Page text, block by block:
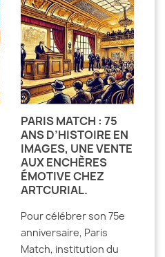
PARIS MATCH : 75
ANS D’HISTOIRE EN
IMAGES, UNE VENTE
AUX ENCHÈRES
ÉMOTIVE CHEZ
ARTCURIAL.
Pour célébrer son 75e
anniversaire, Paris
Match, institution du